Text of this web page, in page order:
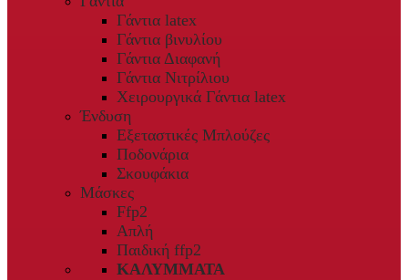
Γάντια latex
Γάντια βινυλίου
Γάντια Διαφανή
Γάντια Νιτρίλιου
Χειρουργικά Γάντια latex
Ένδυση
Εξεταστικές Μπλούζες
Ποδονάρια
Σκουφάκια
Μάσκες
Ffp2
Απλή
Παιδική ffp2
ΚΑΛΎΜΜΑΤΑ